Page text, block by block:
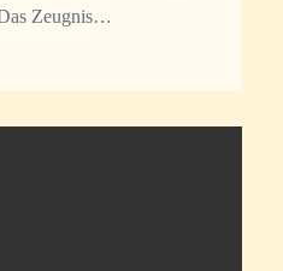
Zeugnis…